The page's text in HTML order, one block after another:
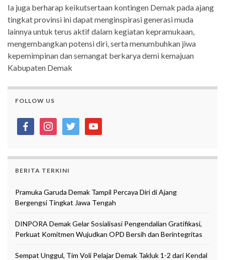
Ia juga berharap keikutsertaan kontingen Demak pada ajang
tingkat provinsi ini dapat menginspirasi generasi muda
lainnya untuk terus aktif dalam kegiatan kepramukaan,
mengembangkan potensi diri, serta menumbuhkan jiwa
kepemimpinan dan semangat berkarya demi kemajuan
Kabupaten Demak
FOLLOW US
facebookinstagramtwitter youtube
BERITA TERKINI
Pramuka Garuda Demak Tampil Percaya Diri di Ajang
Bergengsi Tingkat Jawa Tengah
DINPORA Demak Gelar Sosialisasi Pengendalian Gratifikasi,
Perkuat Komitmen Wujudkan OPD Bersih dan Berintegritas
Sempat Unggul, Tim Voli Pelajar Demak Takluk 1-2 dari Kendal